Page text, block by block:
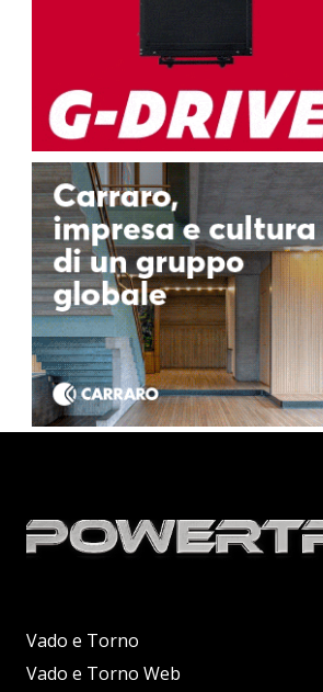
Vado e Torno
Vado e Torno Web